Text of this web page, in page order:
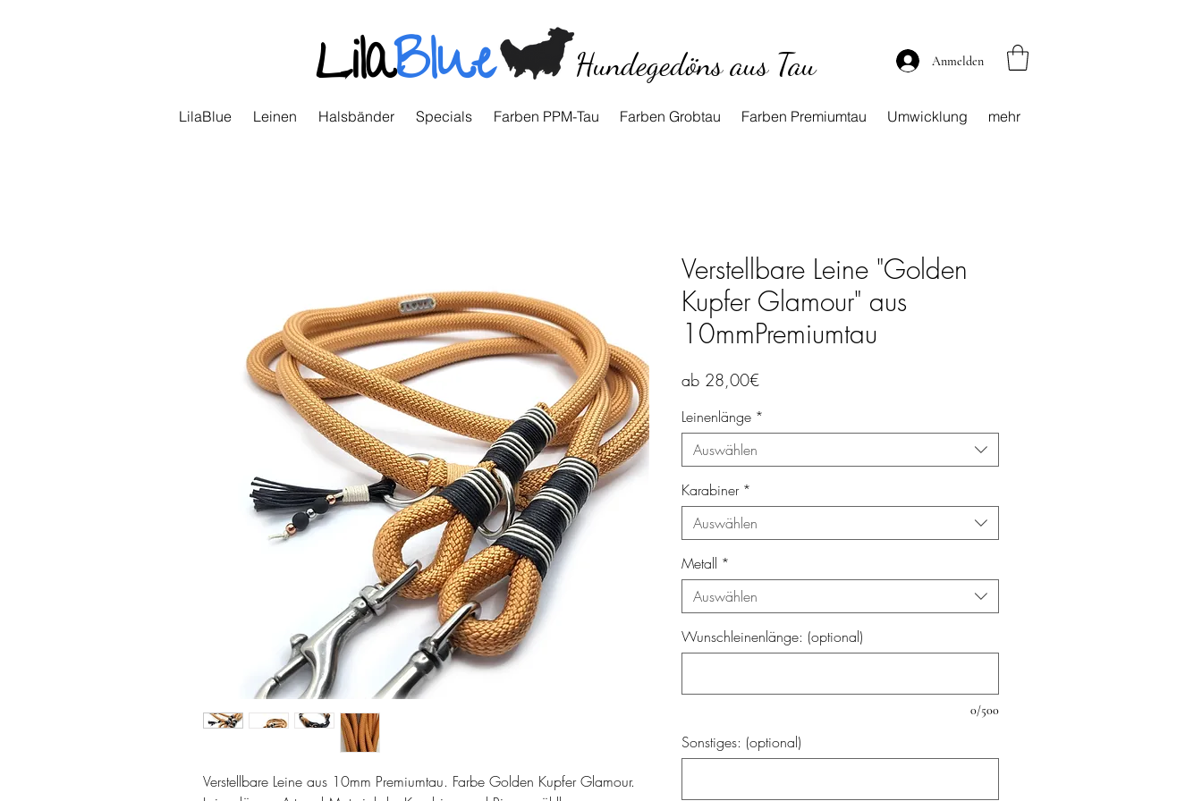
LilaBlue Hundegedöns aus Tau Anmelden
LilaBlue Leinen Halsbänder Specials Farben PPM-Tau Farben Grobtau Farben Premiumtau Umwicklung mehr
Verstellbare Leine aus 10mm Premiumtau. Farbe Golden Kupfer Glamour.
Verstellbare Leine "Golden
Kupfer Glamour" aus
10mmPremiumtau
ab 28,00€Sale-
Leinenlänge *
Auswählen
Karabiner *
Auswählen
Metall *
Auswählen
Wunschleinenlänge: (optional)
0/500
Sonstiges: (optional)